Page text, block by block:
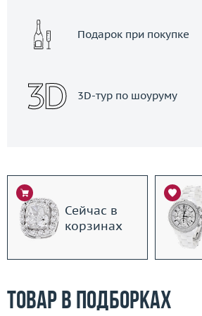
Подарок при покупке
3D-тур по шоуруму
Сейчас в
корзинах
Товар в подборках